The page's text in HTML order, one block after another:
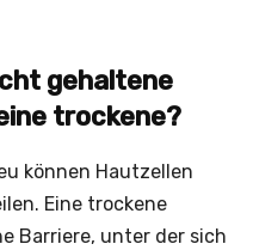
gehaltene
trockene?
können Hautzellen
Eine trockene
Barriere, unter der sich